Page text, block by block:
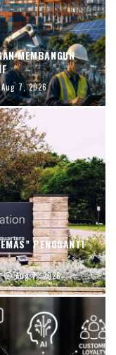
MEMBANGUN
Aug 7, 2026
PENGGANTI
Aug 7, 2026